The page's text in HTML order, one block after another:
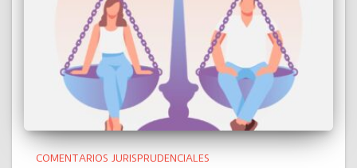
COMENTARIOS JURISPRUDENCIALES